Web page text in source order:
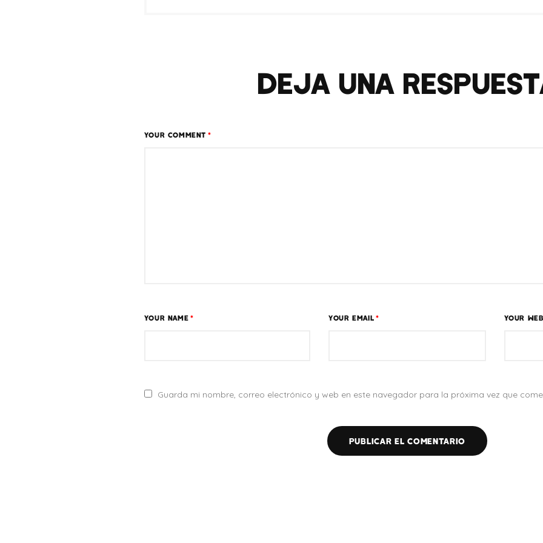
Deja una
YOUR COMMENT *
YOUR NAME * YOUR EMAIL * YOUR
Guarda mi nombre, correo electrónico y web en este navegador para la próxima vez que